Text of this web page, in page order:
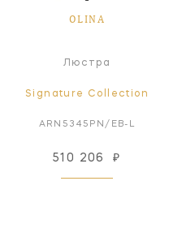
OLINA
Люстра
Signature Collection
ARN5345PN/EB-L
510 206 ₽